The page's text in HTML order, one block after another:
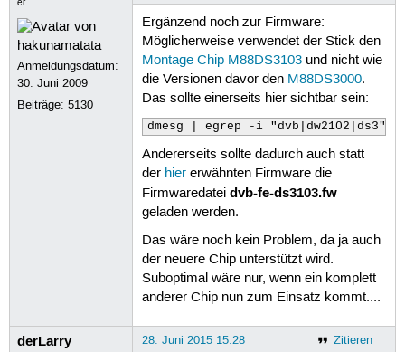
180
181
182
183
184
185
186
188
190
191
192
193
195
197
198
199
201
202
er
Anmeldungsdatum:
30. Juni 2009
Beiträge:5130
Ergänzend noch zur Firmware:
Möglicherweise verwendet der Stick den
Montage Chip M88DS3103und nicht wie
die Versionen davor den M88DS3000.
Das sollte einerseits hier sichtbar sein:
dmesg | egrep -i "dvb|dw2102|ds3"
Andererseits sollte dadurch auch statt
der hiererwähnten Firmware die
Firmwaredatei dvb-fe-ds3103.fw
geladen werden.
Das wäre noch kein Problem, da ja auch
der neuere Chip unterstützt wird.
Suboptimal wäre nur, wenn ein komplett
anderer Chip nun zum Einsatz kommt....
derLarry Zitieren
28. Juni 2015 15:28